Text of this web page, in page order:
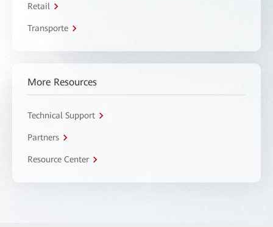
Retail
Transporte
More Resources
Technical Support
Partners
Resource Center